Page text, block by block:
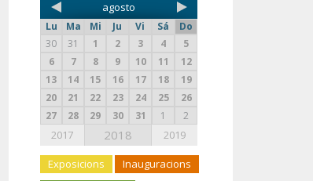
agosto
Lu Ma Mi Ju Vi Sá
Do
30
31 1 2 3 4
5
6
7 8 9 10 11
12
13
14 15 16 17 18
19
20
21 22 23 24 25
26
27
28 29 30 31 1 2
2017 2018 2019
Exposicions
Inauguracions